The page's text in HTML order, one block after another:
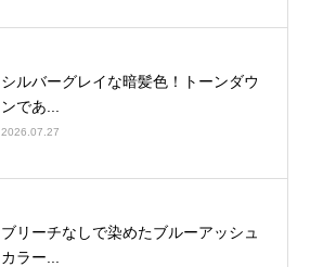
シルバーグレイな暗髪色！トーンダウ
ンであ...
2026.07.27
ブリーチなしで染めたブルーアッシュ
カラー...